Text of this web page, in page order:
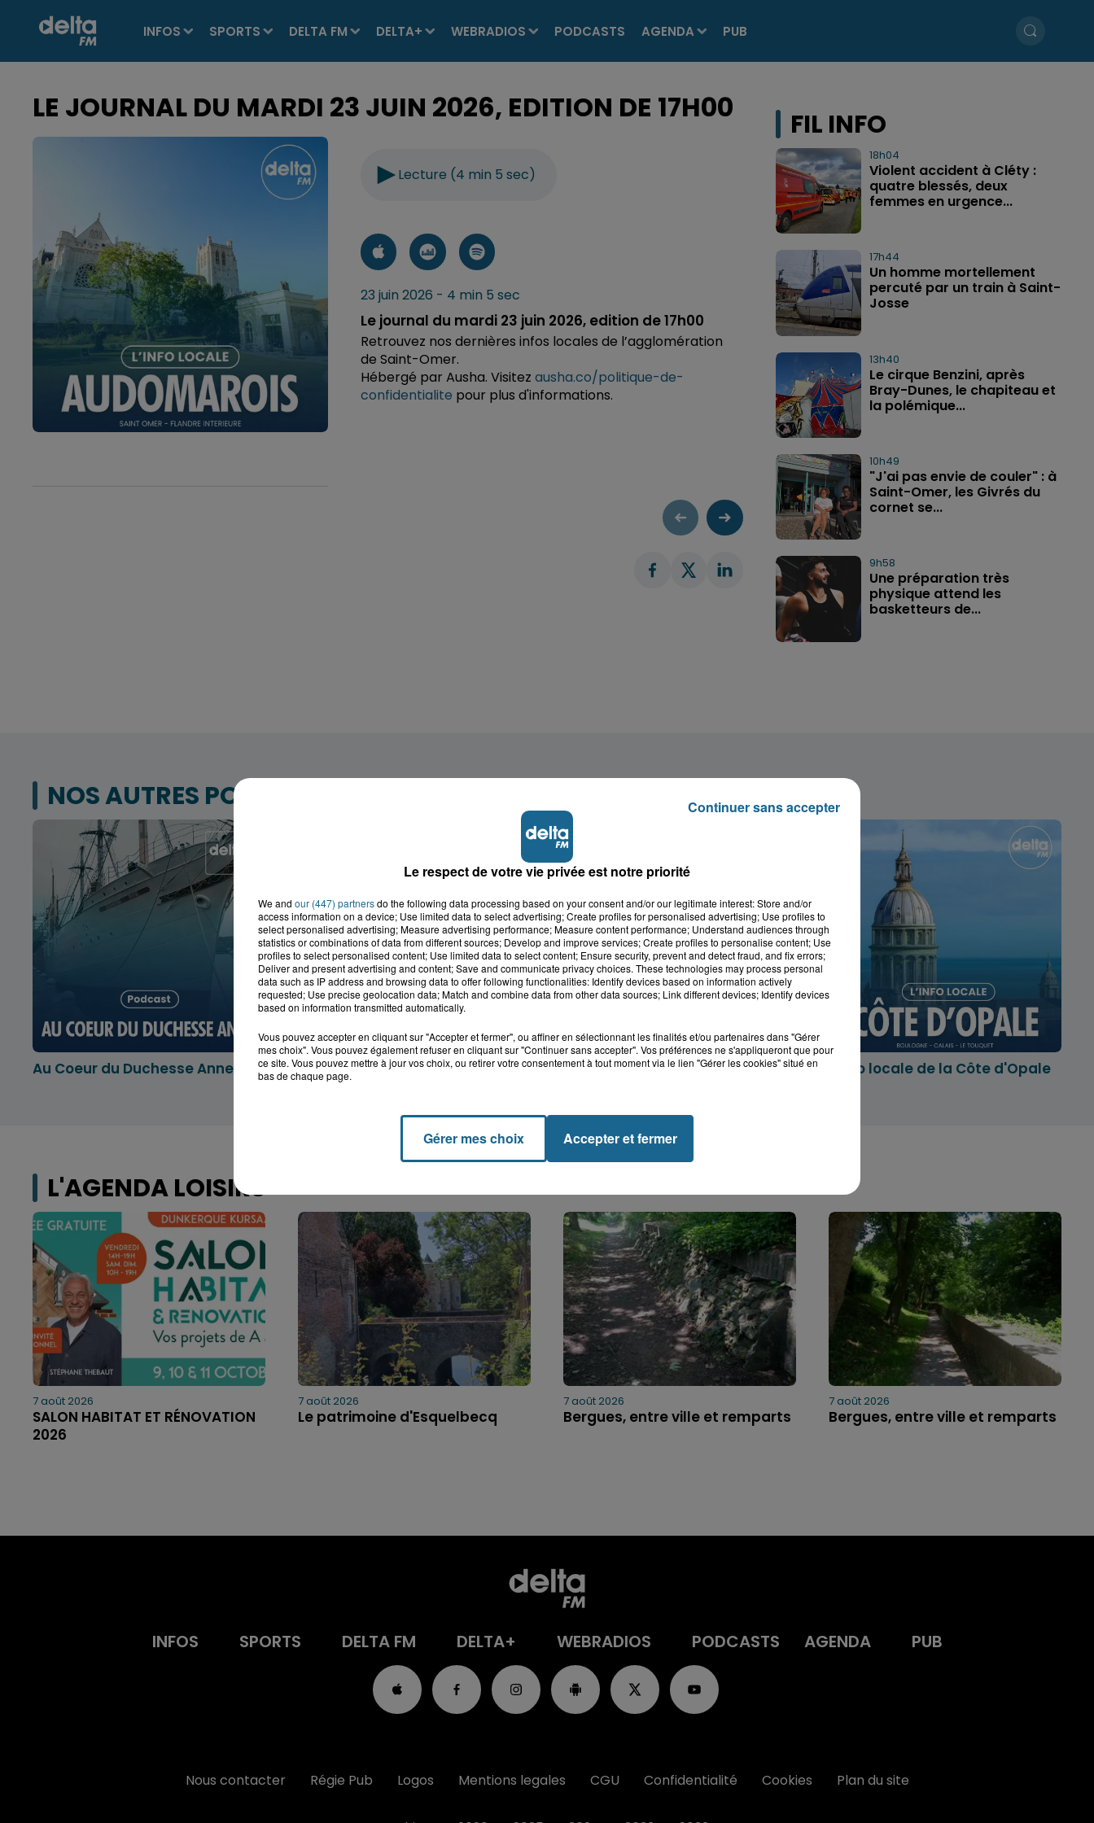
INFOS SPORTS DELTA FM DELTA+ WEBRADIOS PODCASTS AGENDA PUB
LE JOURNAL DU MARDI 23 JUIN 2026, EDITION DE 17H00
Lecture (4 min 5 sec)
23 juin 2026 - 4 min 5 sec
Le journal du mardi 23 juin 2026, edition de 17h00
Retrouvez nos dernières infos locales de l’agglomération
de Saint-Omer.
Hébergé par Ausha. Visitez ausha.co/politique-de-
confidentialite pour plus d'informations.
FIL INFO
18h04
Violent accident à Cléty :
quatre blessés, deux
femmes en urgence...
17h44
Un homme mortellement
percuté par un train à Saint-
Josse
13h40
Le cirque Benzini, après
Bray-Dunes, le chapiteau et
la polémique...
10h49
"J'ai pas envie de couler" : à
Saint-Omer, les Givrés du
cornet se...
9h58
Une préparation très
physique attend les
basketteurs de...
NOS AUTRES PODCASTS
Au Coeur du Duchesse Anne
L'info locale dans le
Dunkerquois
L'info locale de l'Audomarois L'info locale de la Côte d'Opale
L'AGENDA LOISIRS
7 août 2026
SALON HABITAT ET RÉNOVATION
2026
7 août 2026
Le patrimoine d'Esquelbecq
7 août 2026
Bergues, entre ville et remparts
7 août 2026
Bergues, entre ville et remparts
INFOS SPORTS DELTA FM DELTA+ WEBRADIOS PODCASTS AGENDA PUB
Nous contacter Régie Pub Logos Mentions legales CGU Confidentialité Cookies Plan du site
Le respect de votre vie privée est notre priorité
We and our (447) partnersdo the following data processing based on your consent and/or our legitimate interest: Store and/or
access information on a device; Use limited data to select advertising; Create profiles for personalised advertising; Use profiles to
select personalised advertising; Measure advertising performance; Measure content performance; Understand audiences through
statistics or combinations of data from different sources; Develop and improve services; Create profiles to personalise content; Use
profiles to select personalised content; Use limited data to select content; Ensure security, prevent and detect fraud, and fix errors;
Deliver and present advertising and content; Save and communicate privacy choices. These technologies may process personal
data such as IP address and browsing data to offer following functionalities: Identify devices based on information actively
requested; Use precise geolocation data; Match and combine data from other data sources; Link different devices; Identify devices
based on information transmitted automatically.
Vous pouvez accepter en cliquant sur "Accepter et fermer", ou affiner en sélectionnant les finalités et/ou partenaires dans "Gérer
mes choix". Vous pouvez également refuser en cliquant sur "Continuer sans accepter". Vos préférences ne s'appliqueront que pour
ce site. Vous pouvez mettre à jour vos choix, ou retirer votre consentement à tout moment via le lien "Gérer les cookies" situé en
bas de chaque page.
Gérer mes choix Accepter et fermer
Continuer sans accepter